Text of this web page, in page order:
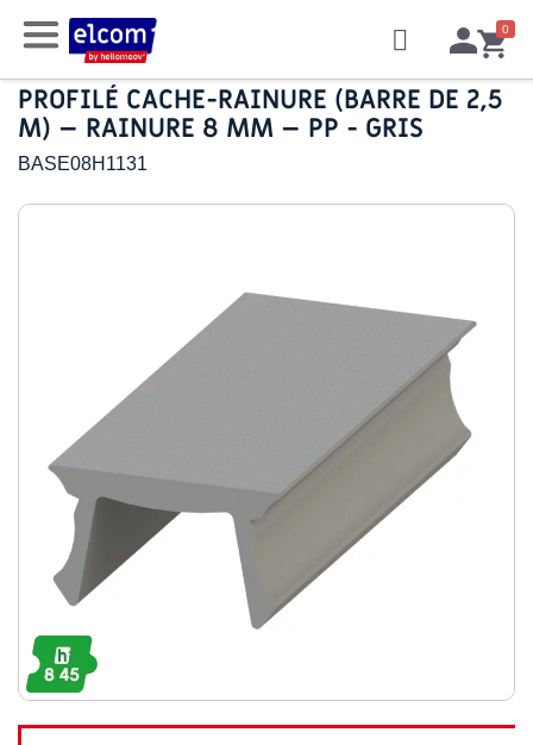
PROFILÉ CACHE-RAINURE (BARRE DE 2,5
M) – RAINURE 8 MM – PP - GRIS
BASE08H1131